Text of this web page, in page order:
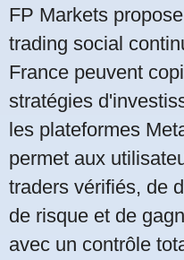
FP Markets
trading social
France peuvent
stratégies
les plateformes
permet aux
traders vérifiés, de
de risque et de
avec un contrôle